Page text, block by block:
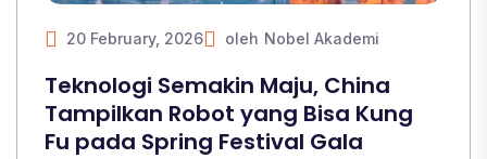
20 February, 2026 oleh Nobel Akademi
Teknologi Semakin Maju, China
Tampilkan Robot yang Bisa Kung
Fu pada Spring Festival Gala